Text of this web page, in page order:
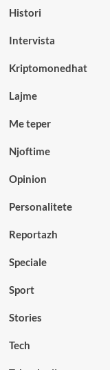
Histori
Intervista
Kriptomonedhat
Lajme
Me teper
Njoftime
Opinion
Personalitete
Reportazh
Speciale
Sport
Stories
Tech